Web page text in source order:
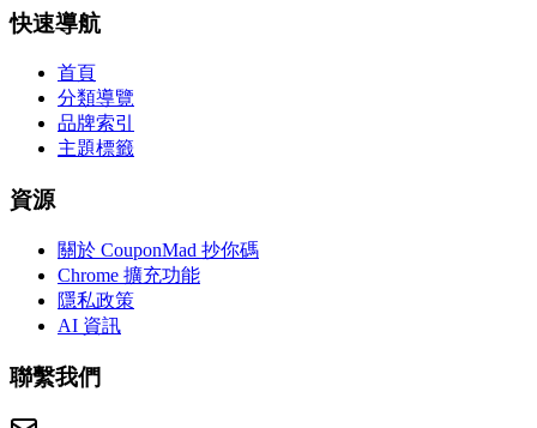
快速導航
首頁
分類導覽
品牌索引
主題標籤
資源
關於 CouponMad 抄你碼
Chrome 擴充功能
隱私政策
AI 資訊
聯繫我們